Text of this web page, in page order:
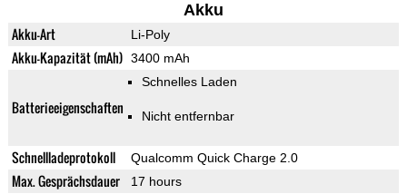
Akku
Akku-Art Li-Poly
Akku-Kapazität (mAh) 3400 mAh
Batterieeigenschaften
Schnelles Laden
Nicht entfernbar
Schnellladeprotokoll Qualcomm Quick Charge 2.0
Max. Gesprächsdauer 17 hours